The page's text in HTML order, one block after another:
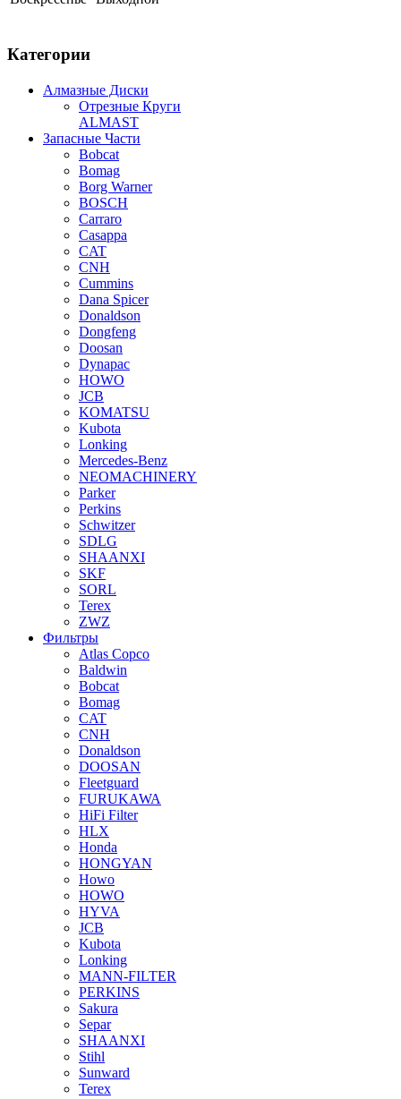
Категории
Алмазные Диски
Отрезные Круги
ALMAST
Запасные Части
Bobcat
Bomag
Borg Warner
BOSCH
Carraro
Casappa
CAT
CNH
Cummins
Dana Spicer
Donaldson
Dongfeng
Doosan
Dynapac
HOWO
JCB
KOMATSU
Kubota
Lonking
Mercedes-Benz
NEOMACHINERY
Parker
Perkins
Schwitzer
SDLG
SHAANXI
SKF
SORL
Terex
ZWZ
Фильтры
Atlas Copco
Baldwin
Bobcat
Bomag
CAT
CNH
Donaldson
DOOSAN
Fleetguard
FURUKAWA
HiFi Filter
HLX
Honda
HONGYAN
Howo
HOWO
HYVA
JCB
Kubota
Lonking
MANN-FILTER
PERKINS
Sakura
Separ
SHAANXI
Stihl
Sunward
Terex